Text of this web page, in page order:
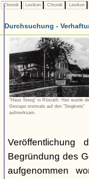
Chronik Lexikon Chronik Lexikon
Durchsuchung -
"Haus Steeg" in Rösrath: Hier wurde
Gestapo erstmals auf den "Singkreis"
aufmerksam.
Begründung des
aufgenommen